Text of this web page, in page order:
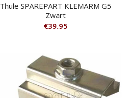
Thule SPAREPART KLEMARM G5
Zwart
€39.95